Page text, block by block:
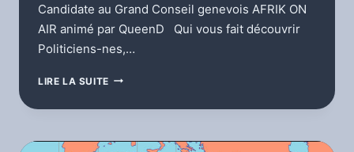
Candidate au Grand Conseil genevois AFRIK ON
AIR animé par QueenD Qui vous fait découvrir
Politiciens-nes,…
LIRE LA SUITE AFRIK
AIR